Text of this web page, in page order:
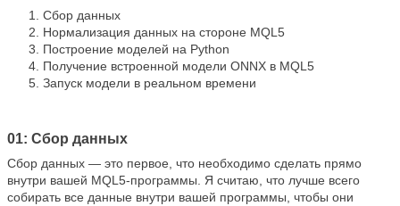
Сбор данных
Нормализация данных на стороне MQL5
Построение моделей на Python
Получение встроенной модели ONNX в MQL5
Запуск модели в реальном времени
01: Сбор данных
Сбор данных — это первое, что необходимо сделать прямо
внутри вашей MQL5-программы. Я считаю, что лучше всего
собирать все данные внутри вашей программы, чтобы они